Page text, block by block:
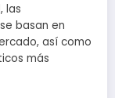
las
basan en
así como
más